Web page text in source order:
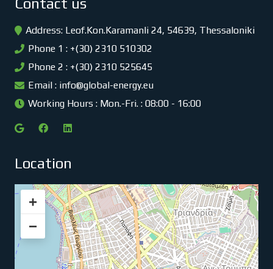
Address: Leof.Kon.Karamanli 24, 54639, Thessaloniki
Phone 1 : +(30) 2310 510302
Phone 2 : +(30) 2310 525645
Email : info@global-energy.eu
Working Hours : Mon.-Fri. : 08:00 - 16:00
Location
+
−